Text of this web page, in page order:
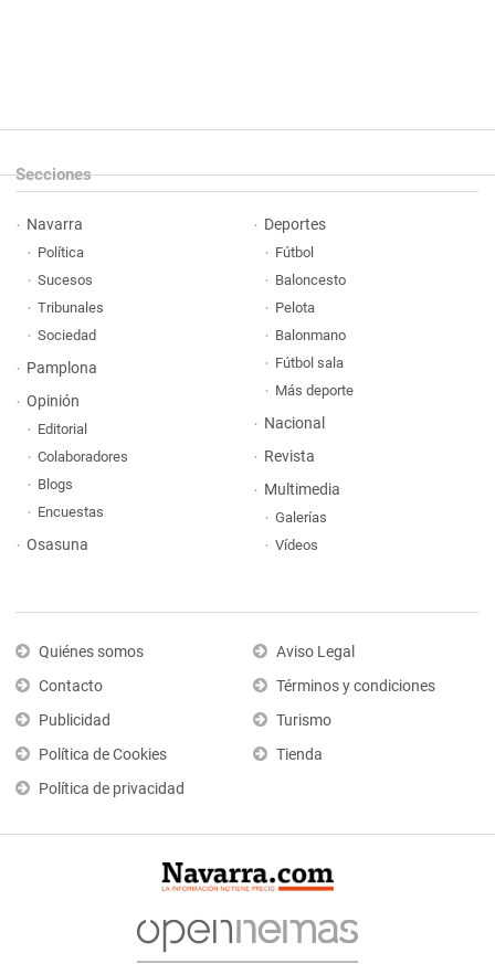
Secciones
Navarra
Política
Sucesos
Tribunales
Sociedad
Pamplona
Opinión
Editorial
Colaboradores
Blogs
Encuestas
Osasuna
Deportes
Fútbol
Baloncesto
Pelota
Balonmano
Fútbol sala
Más deporte
Nacional
Revista
Multimedia
Galerías
Vídeos
Quiénes somos
Contacto
Publicidad
Política de Cookies
Política de privacidad
Aviso Legal
Términos y condiciones
Turismo
Tienda